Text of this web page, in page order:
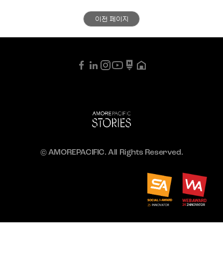
이전 페이지
© AMOREPACIFIC. All Rights Reserved.